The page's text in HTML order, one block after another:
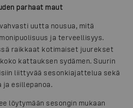
parhaat maut
uutta nousua, mitä
ja terveellisyys.
raikkaat kotimaiset juurekset
kattauksen sydämen. Suurin
liittyvää sesonkiajattelua sekä
esillepanoa.
löytymään sesongin mukaan